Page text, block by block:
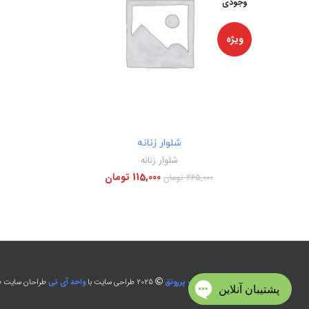
ویژه
اطلاعات بیشترشلوار زنانه
شلوار زنانه
265,000 تومان 115,000 تومان
تولید و پخش پوشاک پررونق واحد آی تیطراحان سایت